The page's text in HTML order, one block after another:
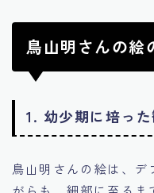
鳥山明さんの絵
1. 幼少期に培っ
鳥山明さんの絵は、